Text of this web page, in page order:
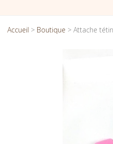
Accueil > Boutique > Attache